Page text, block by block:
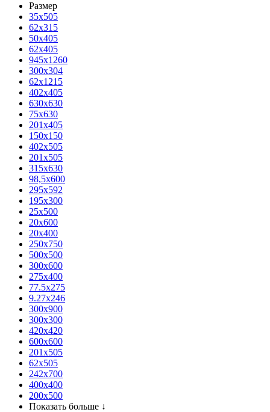
Размер
35х505
62x315
50x405
62х405
945x1260
300x304
62x1215
402x405
630x630
75x630
201x405
150x150
402x505
201x505
315x630
98,5х600
295x592
195х300
25x500
20х600
20х400
250x750
500x500
300x600
275x400
77.5х275
9.27x246
300x900
300x300
420х420
600х600
201х505
62х505
242х700
400х400
200х500
Показать больше ↓